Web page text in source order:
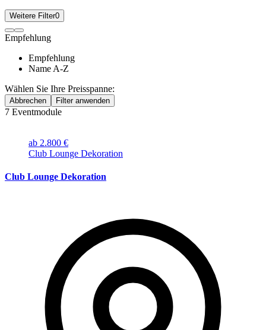
Weitere Filter0
Empfehlung
Empfehlung
Name A-Z
Wählen Sie Ihre Preisspanne:
Abbrechen Filter anwenden
7 Eventmodule
ab 2.800 €
Club Lounge Dekoration
Club Lounge Dekoration